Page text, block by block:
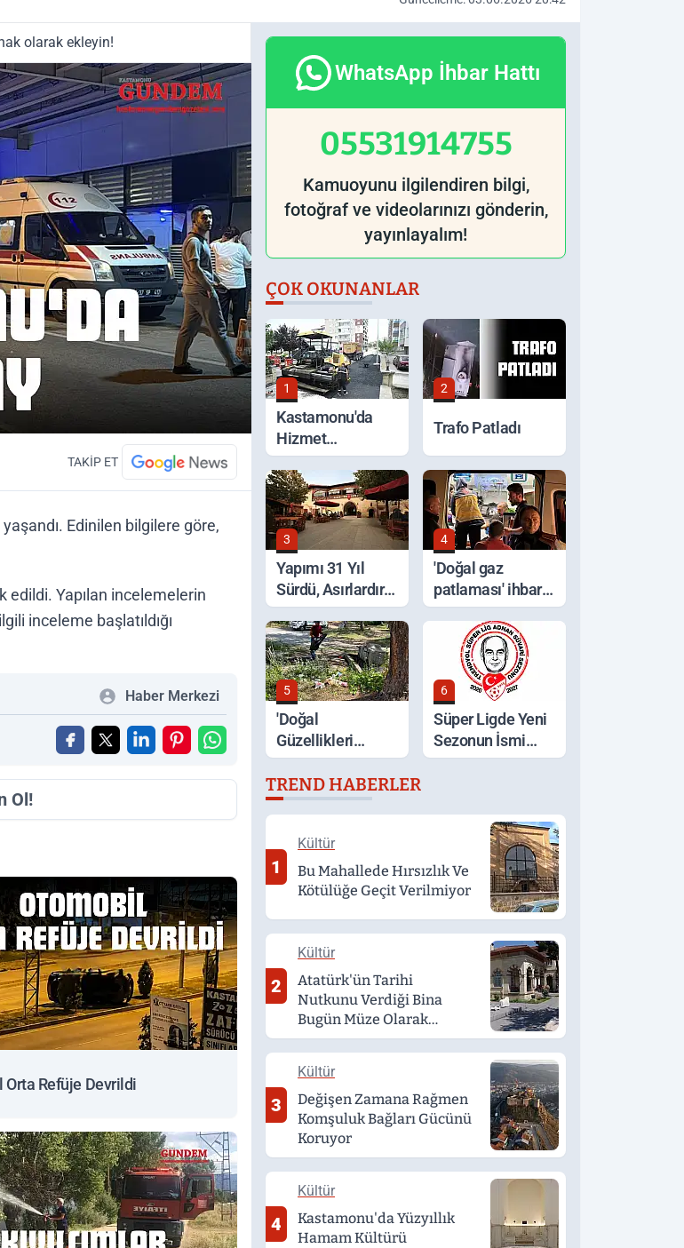
olarak ekleyin!
TAKİP ET
Edinilen bilgilere göre,
edildi. Yapılan incelemelerin
inceleme başlatıldığı
Haber Merkezi
Ol!
Orta Refüje Devrildi
WhatsApp İhbar Hattı
05531914755
Kamuoyunu ilgilendiren bilgi,
fotoğraf ve videolarınızı gönderin,
yayınlayalım!
ÇOK OKUNANLAR
1
Kastamonu'da
Hizmet
Seferberliği
2
Trafo Patladı
3
Yapımı 31 Yıl
Sürdü, Asırlardır
Ayakta
4
'Doğal gaz
patlaması' ihbarı,
ocakta unutulan
yemek çıktı
5
'Doğal
Güzellikleri
Koruyalım' Çağrısı
6
Süper Ligde Yeni
Sezonun İsmi
Açıklandı
TREND HABERLER
1
Kültür
Bu Mahallede Hırsızlık Ve
Kötülüğe Geçit Verilmiyor
2
Kültür
Atatürk'ün Tarihi
Nutkunu Verdiği Bina
Bugün Müze Olarak
Hizmet Veriyor
3
Kültür
Değişen Zamana Rağmen
Komşuluk Bağları Gücünü
Koruyor
4
Kültür
Kastamonu'da Yüzyıllık
Hamam Kültürü